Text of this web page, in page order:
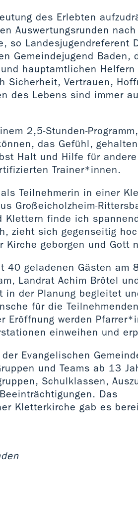
des Erlebten
Auswertungsrunden
so Landesjugendreferent
Gemeindejugend Baden,
hauptamtlichen
Sicherheit, Vertrauen,
des Lebens sind immer
2,5-Stunden-
das Gefühl,
Halt und Hilfe für
Trainer*innen.
Teilnehmerin in einer
Großeicholzheim-
Klettern finde ich
zieht sich gegenseitig
geborgen und Gott
40 geladenen Gästen am
Landrat Achim Brötel
in der Planung begleitet
für die
Eröffnung werden
einweihen und
Evangelischen
und Teams ab 13
Schulklassen,
Das
Kletterkirche gab es